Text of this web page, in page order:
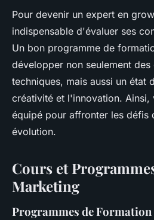
Pour devenir un expert en
indispensable d'évaluer ses
Un bon programme de
développer non seulement des
techniques, mais aussi un état
créativité et l'innovation. Ainsi,
équipé pour affronter les défis
évolution.
Cours et
Marketing
Programmes de